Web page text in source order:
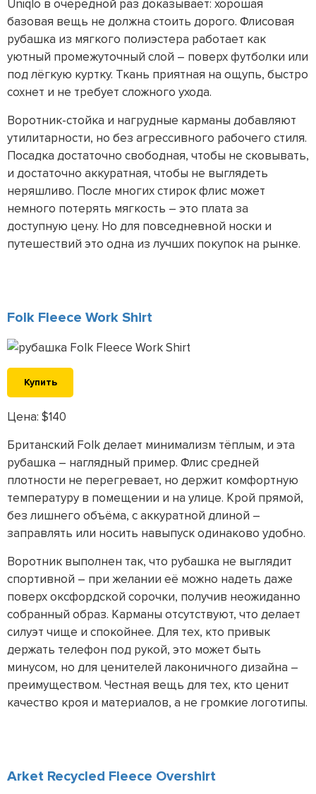
Uniqlo в очередной раз доказывает: хорошая
базовая вещь не должна стоить дорого. Флисовая
рубашка из мягкого полиэстера работает как
уютный промежуточный слой – поверх футболки или
под лёгкую куртку. Ткань приятная на ощупь, быстро
сохнет и не требует сложного ухода.
Воротник-стойка и нагрудные карманы добавляют
утилитарности, но без агрессивного рабочего стиля.
Посадка достаточно свободная, чтобы не сковывать,
и достаточно аккуратная, чтобы не выглядеть
неряшливо. После многих стирок флис может
немного потерять мягкость – это плата за
доступную цену. Но для повседневной носки и
путешествий это одна из лучших покупок на рынке.
Folk Fleece Work Shirt
Купить
Цена: $140
Британский Folk делает минимализм тёплым, и эта
рубашка – наглядный пример. Флис средней
плотности не перегревает, но держит комфортную
температуру в помещении и на улице. Крой прямой,
без лишнего объёма, с аккуратной длиной –
заправлять или носить навыпуск одинаково удобно.
Воротник выполнен так, что рубашка не выглядит
спортивной – при желании её можно надеть даже
поверх оксфордской сорочки, получив неожиданно
собранный образ. Карманы отсутствуют, что делает
силуэт чище и спокойнее. Для тех, кто привык
держать телефон под рукой, это может быть
минусом, но для ценителей лаконичного дизайна –
преимуществом. Честная вещь для тех, кто ценит
качество кроя и материалов, а не громкие логотипы.
Arket Recycled Fleece Overshirt